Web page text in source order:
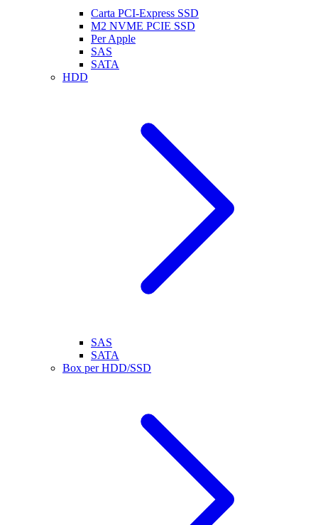
Carta PCI-Express SSD
M2 NVME PCIE SSD
Per Apple
SAS
SATA
HDD
SAS
SATA
Box per HDD/SSD